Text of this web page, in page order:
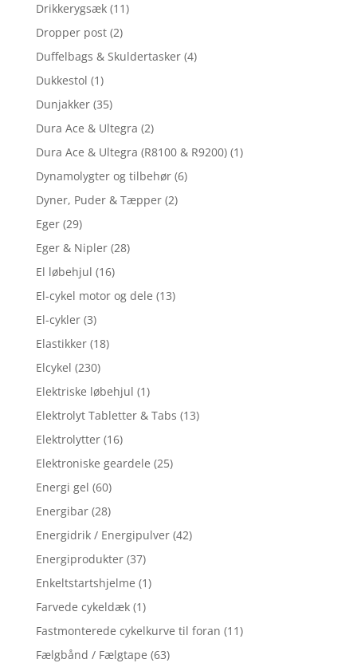
Drikkerygsæk (11)
Dropper post (2)
Duffelbags & Skuldertasker (4)
Dukkestol (1)
Dunjakker (35)
Dura Ace & Ultegra (2)
Dura Ace & Ultegra (R8100 & R9200) (1)
Dynamolygter og tilbehør (6)
Dyner, Puder & Tæpper (2)
Eger (29)
Eger & Nipler (28)
El løbehjul (16)
El-cykel motor og dele (13)
El-cykler (3)
Elastikker (18)
Elcykel (230)
Elektriske løbehjul (1)
Elektrolyt Tabletter & Tabs (13)
Elektrolytter (16)
Elektroniske geardele (25)
Energi gel (60)
Energibar (28)
Energidrik / Energipulver (42)
Energiprodukter (37)
Enkeltstartshjelme (1)
Farvede cykeldæk (1)
Fastmonterede cykelkurve til foran (11)
Fælgbånd / Fælgtape (63)